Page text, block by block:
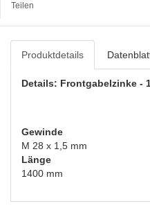
Teilen
Produktdetails
Details: Frontgabelzinke -
Gewinde
M 28 x 1,5 mm
Länge
1400 mm